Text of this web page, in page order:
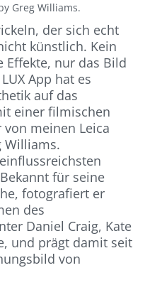
Greg Williams.
der sich echt
künstlich. Kein
Effekte, nur das Bild
App hat es
auf das
einer filmischen
meinen Leica
Williams.
für seine
fotografiert er
des
Daniel Craig, Kate
und prägt damit seit
von